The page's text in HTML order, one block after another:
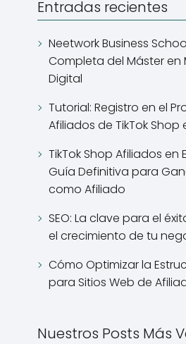
Entradas recientes
Neetwork Business
Completa del Máster en
Digital
Tutorial: Registro en el
Afiliados de TikTok Shop
TikTok Shop Afiliados en
Guía Definitiva para
como Afiliado
SEO: La clave para el
el crecimiento de tu
Cómo Optimizar la
para Sitios Web de
Nuestros Posts Más